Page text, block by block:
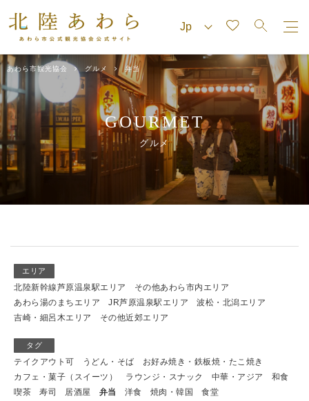
あわら市観光協会 グルメ 弁当
GOURMET
グルメ
エリア
北陸新幹線芦原温泉駅エリア
その他あわら市内エリア
あわら湯のまちエリア
JR芦原温泉駅エリア
波松・北潟エリア
吉崎・細呂木エリア
その他近郊エリア
タグ
テイクアウト可 うどん・そば
お好み焼き・鉄板焼・たこ焼き
カフェ・菓子（スイーツ）
ラウンジ・スナック 中華・アジア
和食
喫茶
寿司 居酒屋 弁当 洋食 焼肉・韓国 食堂